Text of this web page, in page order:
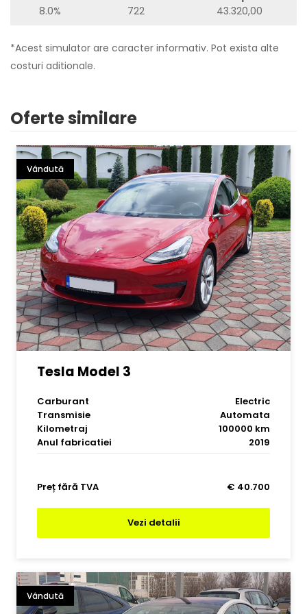
8.0%
722
43.320,00
*Acest simulator are caracter informativ. Pot exista alte
costuri aditionale.
Oferte similare
Vândută
Tesla Model 3
Carburant
Electric
Transmisie
Automata
Kilometraj
100000 km
Anul fabricatiei
2019
Preț fără TVA € 40.700
Vezi detalii
Vândută